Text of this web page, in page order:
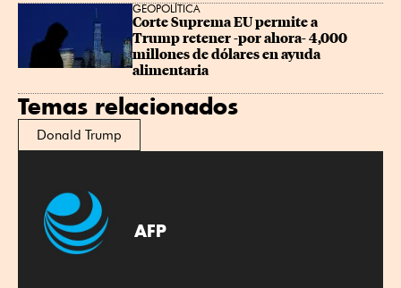
GEOPOLÍTICA
Corte Suprema EU permite a
Trump retener -por ahora- 4,000
millones de dólares en ayuda
alimentaria
Temas relacionados
Donald Trump
AFP